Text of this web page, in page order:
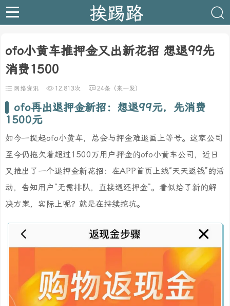
挨踢路
ofo小黄车推押金又出新花招 想退99先
消费1500
网络资讯 12,813次 24条（来一发）
ofo再出退押金新招：想退99元，先消费
1500元
如今一提起ofo小黄车，总会与押金难退画上等号。这家公司
至今仍拖欠着超过1500万用户押金的ofo小黄车公司，近日
又推出了一个退押金新花招：在APP首页上线“天天返钱”的活
动，告知用户“无需排队，直接退还押金”。看似给了新的解
决方案，实际上呢？就是在持续挖坑。